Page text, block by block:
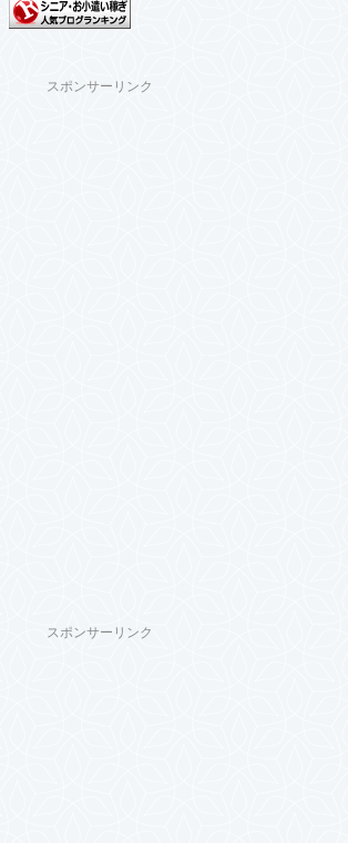
スポンサーリンク
スポンサーリンク